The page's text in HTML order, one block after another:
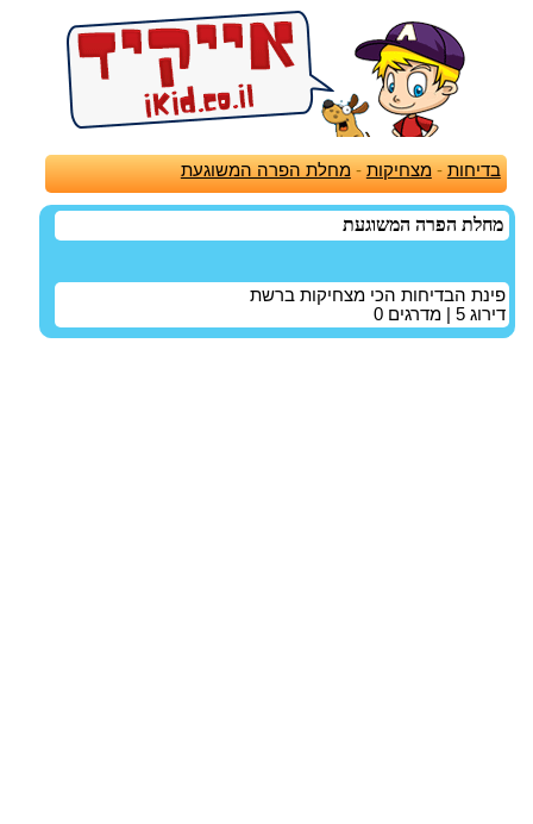
בדיחות -מצחיקות -מחלת הפרה המשוגעת
מחלת הפרה המשוגעת
פינת הבדיחות הכי מצחיקות ברשת
דירוג 5 | מדרגים 0